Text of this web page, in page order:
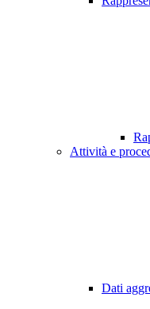
Attività e
Dati